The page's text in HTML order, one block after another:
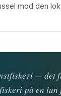
mod den
— det
på en